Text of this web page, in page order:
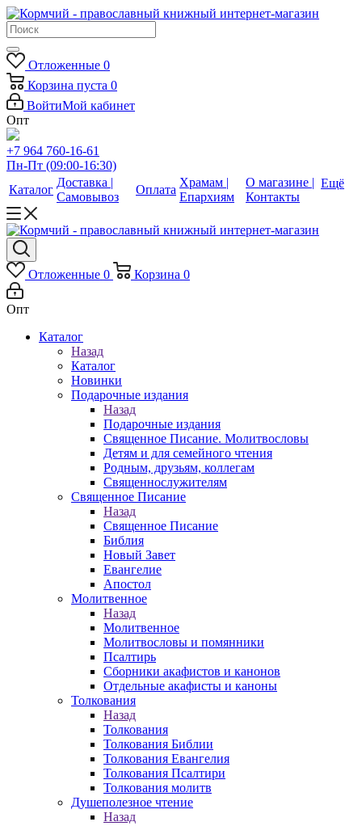
Отложенные 0
Корзина пуста 0
ВойтиМой кабинет
Опт
+7 964 760-16-61
Пн-Пт (09:00-16:30)
Каталог
Доставка |
Самовывоз
Оплата
Храмам |
Епархиям
О магазине |
Контакты
Ещё
Отложенные 0 Корзина 0
Опт
Каталог
Назад
Каталог
Новинки
Подарочные издания
Назад
Подарочные издания
Священное Писание. Молитвословы
Детям и для семейного чтения
Родным, друзьям, коллегам
Священнослужителям
Священное Писание
Назад
Священное Писание
Библия
Новый Завет
Евангелие
Апостол
Молитвенное
Назад
Молитвенное
Молитвословы и помянники
Псалтирь
Сборники акафистов и канонов
Отдельные акафисты и каноны
Толкования
Назад
Толкования
Толкования Библии
Толкования Евангелия
Толкования Псалтири
Толкования молитв
Душеполезное чтение
Назад